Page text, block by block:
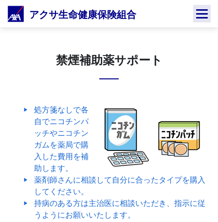
Skip
アクサ生命健康保険組合
禁煙補助薬サポート
処方箋なしで各
自でニコチンパ
ッチやニコチン
ガムを薬局で購
入した費用を補
助します。
薬剤師さんに相談して自分に合ったタイプを購入
してください。
持病のある方は主治医に相談いただき、指示に従
うようにお願いいたします。